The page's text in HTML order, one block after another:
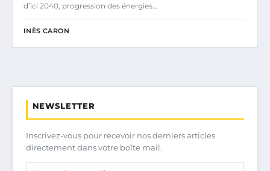
d’ici 2040, progression des énergies…
INÈS CARON
NEWSLETTER
Inscrivez-vous pour recevoir nos derniers articles
directement dans votre boîte mail.